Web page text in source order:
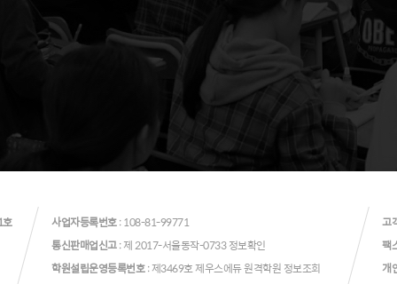
사업자등록번호: 108-81-99771
통신판매업신고: 제 2017-서울동작-0733정보확인
학원설립운영등록번호: 제3469호 제우스에듀 원격학원 정보조회
고
팩
개